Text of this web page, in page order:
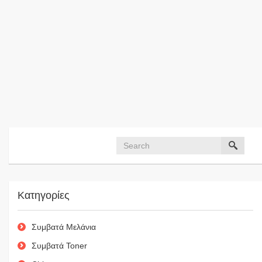
Κατηγορίες
Συμβατά Μελάνια
Συμβατά Toner